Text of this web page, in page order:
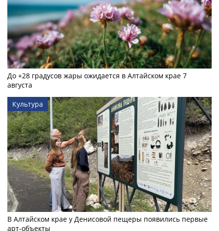
До +28 градусов жары ожидается в Алтайском крае 7
августа
Культура
В Алтайском крае у Денисовой пещеры появились первые
арт-объекты